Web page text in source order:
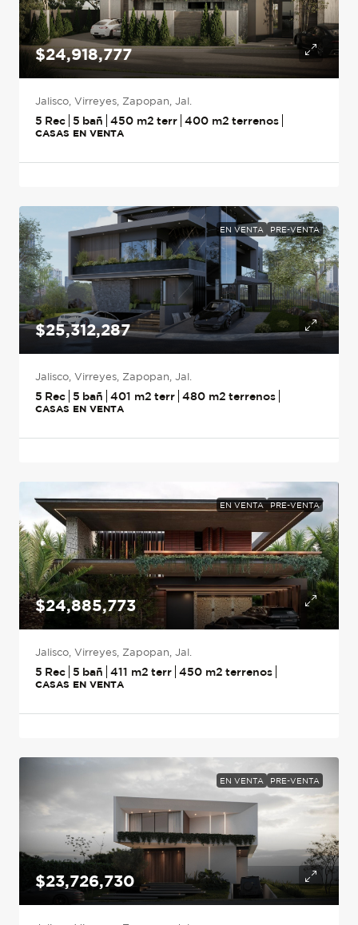
$24,918,777
Jalisco, Virreyes, Zapopan, Jal.
5 5 450 m2 400 m2
CASAS EN VENTA
EN VENTA PRE-VENTA
$25,312,287
Jalisco, Virreyes, Zapopan, Jal.
5 5 401 m2 480 m2
CASAS EN VENTA
EN VENTA PRE-VENTA
$24,885,773
Jalisco, Virreyes, Zapopan, Jal.
5 5 411 m2 450 m2
CASAS EN VENTA
EN VENTA PRE-VENTA
$23,726,730